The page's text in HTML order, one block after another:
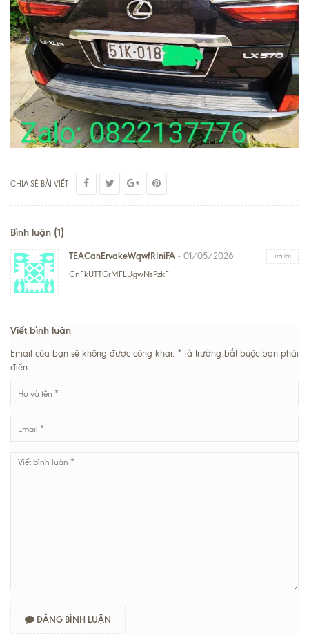
CHIA SẺ BÀI VIẾT
Bình luận (1)
TEACanErvakeWqwfRIniFA - 01/05/2026 Trả lời
CnFkUTTGrMFLUgwNsPzkF
Viết bình luận
Email của bạn sẽ không được công khai. * là trường bắt buộc bạn phải
điền.
ĐĂNG BÌNH LUẬN